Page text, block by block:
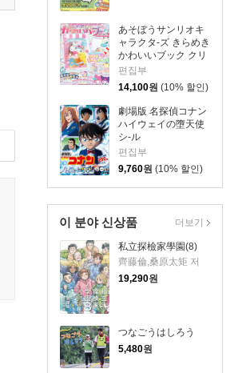
あそぼうサンリオキ
ャラクタ-ズ きらめき
かわいいブック クリ
アシ-ル手帳
편집부
14,100원 (10% 할인)
劇場版 名探偵コナン
ハイウェイの墮天使
シ-ル
편집부
9,760원 (10% 할인)
이 분야 신상품
私立探檢家學園(8)
齊藤倫,桑原太矩 저
19,290원
つなごうはしろう
5,480원
더보기